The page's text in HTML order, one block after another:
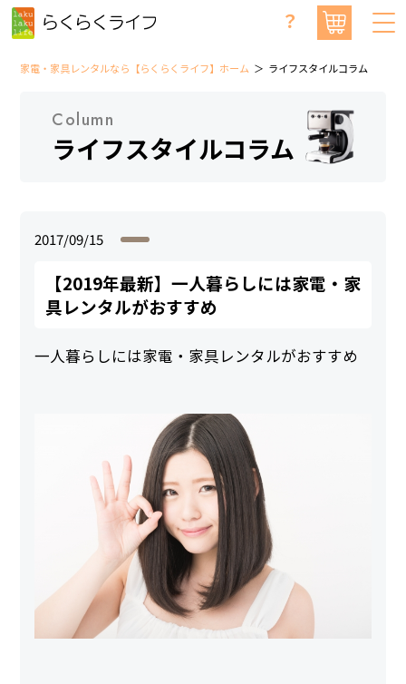
？
家電・家具レンタルなら【らくらくライフ】ホーム ライフスタイルコラム
Column
ライフスタイルコラム
2017/09/15
【2019年最新】一人暮らしには家電・家
具レンタルがおすすめ
一人暮らしには家電・家具レンタルがおすすめ